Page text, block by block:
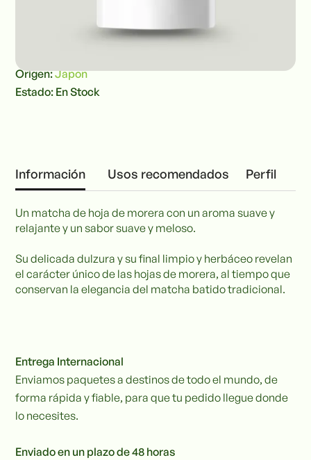
Obtener precios
Origen:Japon
Estado: En Stock
Información Usos recomendados Perfil
Un matcha de hoja de morera con un aroma suave y
relajante y un sabor suave y meloso.
Su delicada dulzura y su final limpio y herbáceo revelan
el carácter único de las hojas de morera, al tiempo que
conservan la elegancia del matcha batido tradicional.
Entrega Internacional
Enviamos paquetes a destinos de todo el mundo, de
forma rápida y fiable, para que tu pedido llegue donde
lo necesites.
Enviado en un plazo de 48 horas